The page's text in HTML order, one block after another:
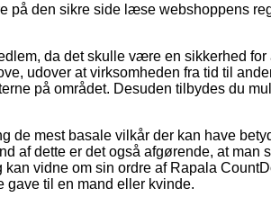
på den sikre side læse webshoppens
da det skulle være en sikkerhed for
udover at virksomheden fra tid til
på området. Desuden tilbydes du
de mest basale vilkår der kan have
af dette er det også afgørende, at man
vidne om sin ordre af Rapala
gave til en mand eller kvinde.